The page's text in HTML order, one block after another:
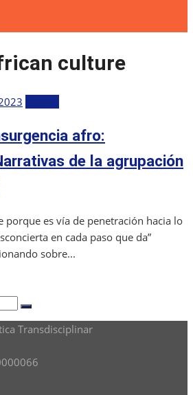
culture
afro:
de la agrupación
porque es vía de penetración hacia lo
en cada paso que da”
sobre...
Buscar
Transdisciplinar